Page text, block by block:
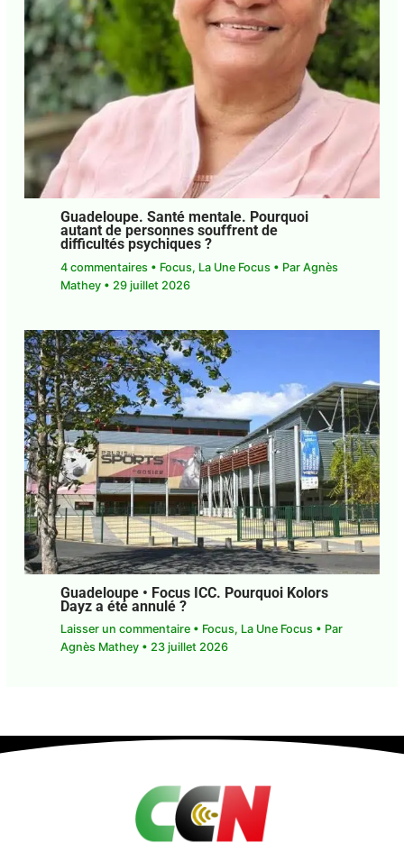
ParAgnès Mathey • 29 juillet 2026
Guadeloupe. Santé mentale. Pourquoi
autant de personnes souffrent de
difficultés psychiques ?
4 commentaires •Focus,La Une Focus• Par
Agnès Mathey•29 juillet 2026
Dayz a été annulé ?
Laisser un commentaire •Focus , La Une Focus
Agnès Mathey 23 juillet 2026